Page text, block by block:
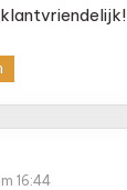
16:44